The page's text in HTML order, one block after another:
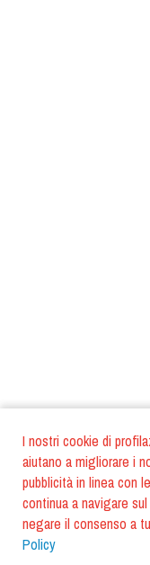
I nostri cookie di
aiutano a migliorare i
pubblicità in linea con
continua a navigare
negare il consenso a
Policy